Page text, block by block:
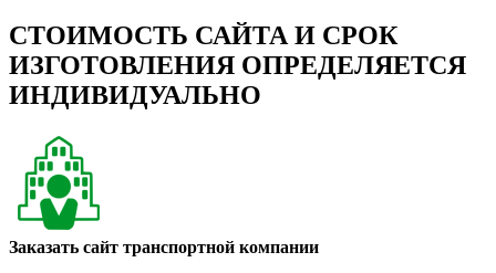
СТОИМОСТЬ САЙТА И СРОК
ИЗГОТОВЛЕНИЯ ОПРЕДЕЛЯЕТСЯ
ИНДИВИДУАЛЬНО
Заказать сайт транспортной компании